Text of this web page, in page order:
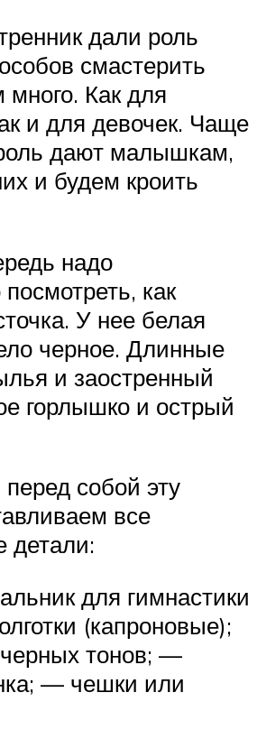
дали роль
смастерить
много. Как для
и для девочек. Чаще
дают малышкам,
и будем кроить
надо
как
У нее белая
черное. Длинные
и заостренный
горлышко и острый
собой эту
все
детали:
для гимнастики
(капроновые);
тонов; —
— чешки или